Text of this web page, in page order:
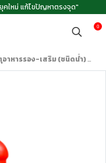
คใหม่ แก้ไขปัญหาตรงจุด"
0
ารรอง-เสริม (ชนิดน้ำ) ขนาด 1 ลิตร